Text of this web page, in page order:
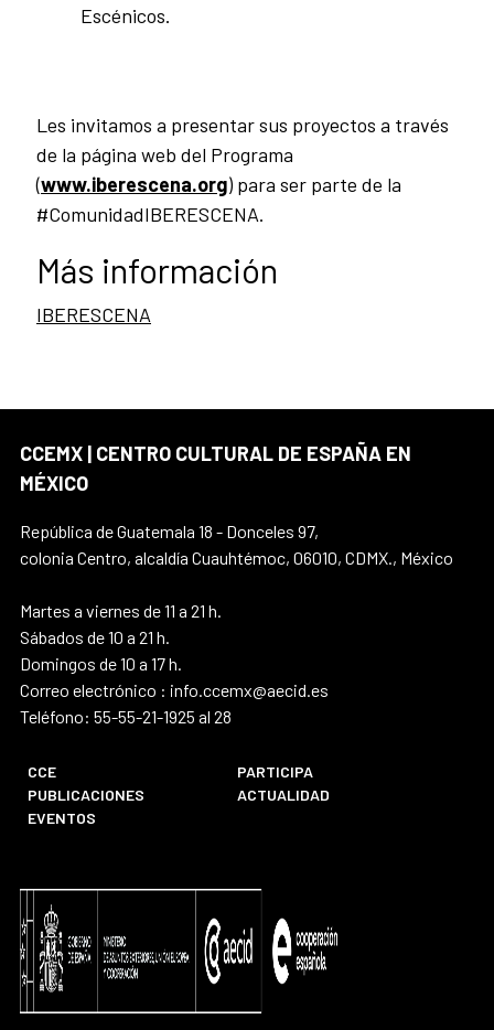
Escénicos.
Les invitamos a presentar sus proyectos a través
de la página web del Programa
(www.iberescena.org) para ser parte de la
#ComunidadIBERESCENA.
Más información
IBERESCENA
CCEMX | CENTRO CULTURAL DE ESPAÑA EN
MÉXICO
República de Guatemala 18 - Donceles 97,
colonia Centro, alcaldía Cuauhtémoc, 06010, CDMX., México
Martes a viernes de 11 a 21 h.
Sábados de 10 a 21 h.
Domingos de 10 a 17 h.
Correo electrónico : info.ccemx@aecid.es
Teléfono: 55-55-21-1925 al 28
CCE
PARTICIPA
PUBLICACIONES
ACTUALIDAD
EVENTOS